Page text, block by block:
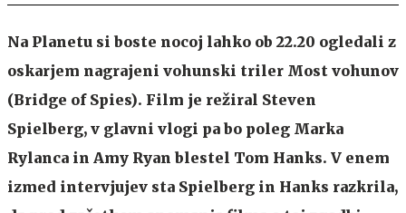
Na Planetu si boste nocoj lahko ob 22.20 ogledali z
oskarjem nagrajeni vohunski triler Most vohunov
(Bridge of Spies). Film je režiral Steven
Spielberg, v glavni vlogi pa bo poleg Marka
Rylanca in Amy Ryan blestel Tom Hanks. V enem
izmed intervjujev sta Spielberg in Hanks razkrila,